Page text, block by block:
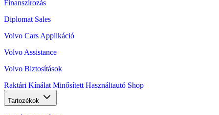
Finanszírozás
Diplomat Sales
Volvo Cars Applikáció
Volvo Assistance
Volvo Biztosítások
Raktári Kínálat Minősített Használtautó Shop
Tartozékok